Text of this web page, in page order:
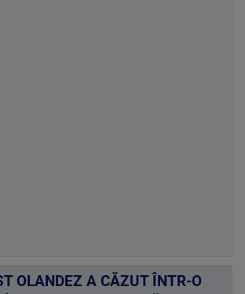
OLANDEZ A CĂZUT ÎNTR-O